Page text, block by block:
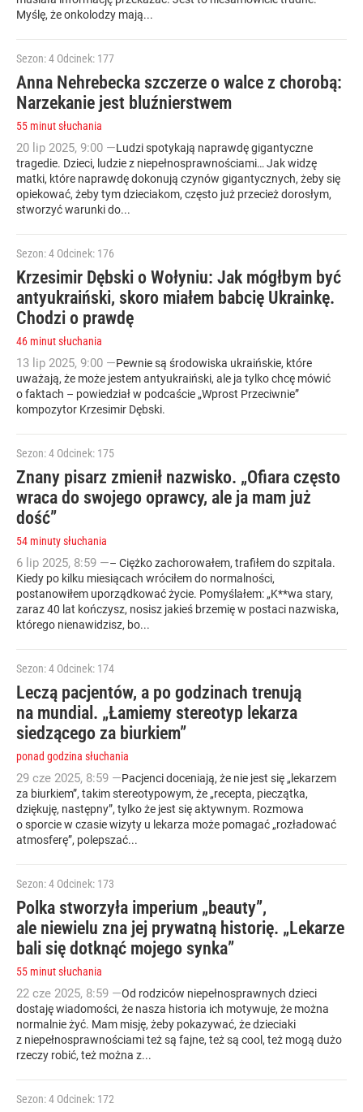
Myślę, że onkolodzy mają...
Sezon: 4 Odcinek: 177
Anna Nehrebecka szczerze o walce z chorobą:
Narzekanie jest bluźnierstwem
55 minut słuchania
20 lip 2025, 9:00 —Ludzi spotykają naprawdę gigantyczne
tragedie. Dzieci, ludzie z niepełnosprawnościami… Jak widzę
matki, które naprawdę dokonują czynów gigantycznych, żeby się
opiekować, żeby tym dzieciakom, często już przecież dorosłym,
stworzyć warunki do...
Sezon: 4 Odcinek: 176
Krzesimir Dębski o Wołyniu: Jak mógłbym być
antyukraiński, skoro miałem babcię Ukrainkę.
Chodzi o prawdę
46 minut słuchania
13 lip 2025, 9:00 —Pewnie są środowiska ukraińskie, które
uważają, że może jestem antyukraiński, ale ja tylko chcę mówić
o faktach – powiedział w podcaście „Wprost Przeciwnie”
kompozytor Krzesimir Dębski.
Sezon: 4 Odcinek: 175
Znany pisarz zmienił nazwisko. „Ofiara często
wraca do swojego oprawcy, ale ja mam już
dość”
54 minuty słuchania
6 lip 2025, 8:59 —– Ciężko zachorowałem, trafiłem do szpitala.
Kiedy po kilku miesiącach wróciłem do normalności,
postanowiłem uporządkować życie. Pomyślałem: „K**wa stary,
zaraz 40 lat kończysz, nosisz jakieś brzemię w postaci nazwiska,
którego nienawidzisz, bo...
Sezon: 4 Odcinek: 174
Leczą pacjentów, a po godzinach trenują
na mundial. „Łamiemy stereotyp lekarza
siedzącego za biurkiem”
ponad godzina słuchania
29 cze 2025, 8:59 —Pacjenci doceniają, że nie jest się „lekarzem
za biurkiem”, takim stereotypowym, że „recepta, pieczątka,
dziękuję, następny”, tylko że jest się aktywnym. Rozmowa
o sporcie w czasie wizyty u lekarza może pomagać „rozładować
atmosferę”, polepszać...
Sezon: 4 Odcinek: 173
Polka stworzyła imperium „beauty”,
ale niewielu zna jej prywatną historię. „Lekarze
bali się dotknąć mojego synka”
55 minut słuchania
22 cze 2025, 8:59 —Od rodziców niepełnosprawnych dzieci
dostaję wiadomości, że nasza historia ich motywuje, że można
normalnie żyć. Mam misję, żeby pokazywać, że dzieciaki
z niepełnosprawnościami też są fajne, też są cool, też mogą dużo
rzeczy robić, też można z...
Sezon: 4 Odcinek: 172